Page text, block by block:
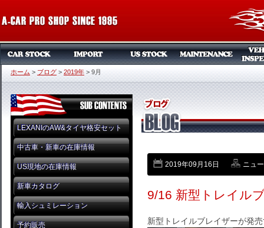
ホーム > ブログ > 2019年 > 9月
LEXANIのAW&タイヤ格安セット
中古車・新車の在庫情報
US現地の在庫情報
新車カタログ
輸入シュミレーション
予約販売
2019年09月16日 ニュ
9/16 新型トレイル
新型トレイルブレイザーが発